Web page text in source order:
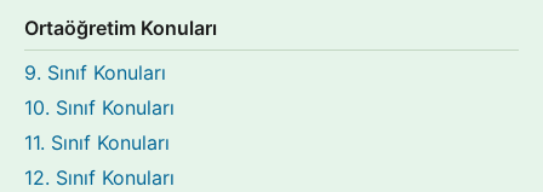
Ortaöğretim Konuları
9. Sınıf Konuları
10. Sınıf Konuları
11. Sınıf Konuları
12. Sınıf Konuları